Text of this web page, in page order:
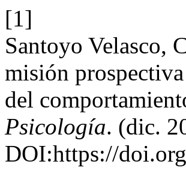
[1]
Santoyo Velasco,
misión
del
Psicología. (dic.
DOI:https://